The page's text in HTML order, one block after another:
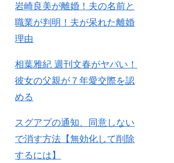
岩崎良美が離婚！夫の名前と
職業が判明！夫が呆れた離婚
理由
相葉雅紀 週刊文春がヤバい！
彼女の父親が７年愛交際を認
める
スグアプの通知、同意しない
で消す方法【無効化して削除
するには】